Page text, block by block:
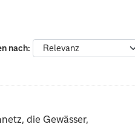
nach
die Gewässer,